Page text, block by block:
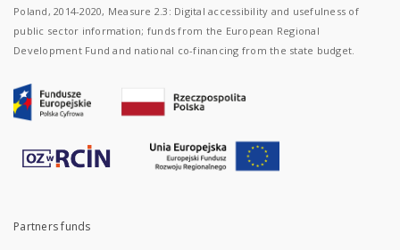
Poland, 2014-2020, Measure 2.3: Digital accessibility and usefulness of
public sector information; funds from the European Regional
Development Fund and national co-financing from the state budget.
Partners funds